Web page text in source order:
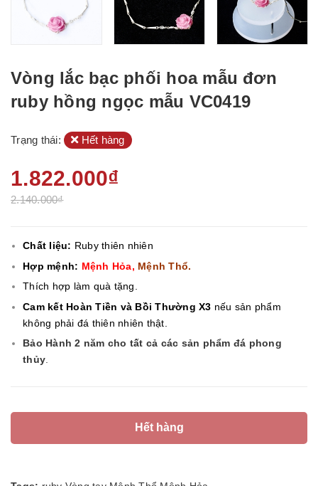
Vòng lắc bạc phối hoa mẫu đơn
ruby hồng ngọc mẫu VC0419
Trạng thái: Hết hàng
1.822.000₫
2.140.000₫
Chất liệu: Ruby thiên nhiên
Hợp mệnh: Mệnh Hỏa, Mệnh Thổ.
Thích hợp làm quà tặng.
Cam kết Hoàn Tiền và Bồi Thường X3 nếu sản phẩm
không phải đá thiên nhiên thật.
Bảo Hành 2 năm cho tất cả các sản phẩm đá phong
thủy.
Hết hàng